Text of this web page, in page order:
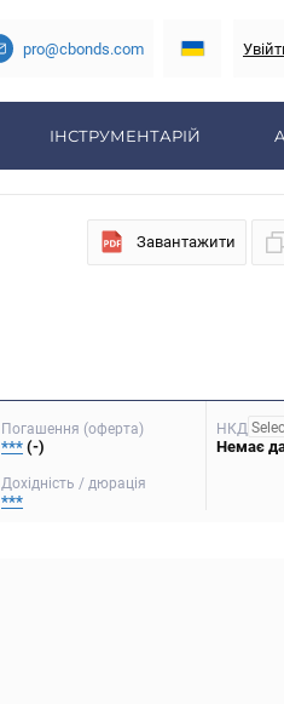
pro@cbonds.com
ІНСТРУМЕНТАРІЙ
Завантажити
Погашення (оферта)
*** (-)
НКД
Немає
Дохідність / дюрація
***